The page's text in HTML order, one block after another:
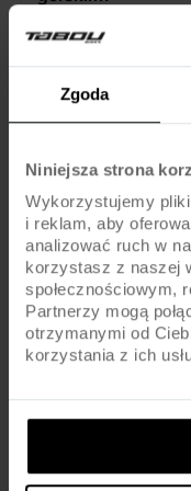
Zgoda
Niniejsza strona
Wykorzystujemy
i reklam, aby
analizować ruch w
korzystasz z naszej
społecznościowym,
Partnerzy mogą
otrzymanymi od
korzystania z ich
Widelec powietrzny,
amortyzację i większą
trudniejszych trasach.
Warto sprawdzić
– noga na pedale
Czy różnica w
jazdy?
W praktyce opony
Kenda w Flow 4.
Czy oba modele